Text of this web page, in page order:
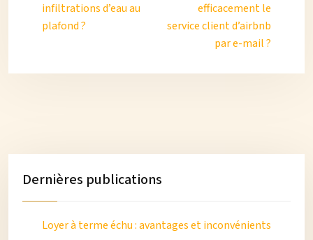
infiltrations d’eau au
plafond ?
efficacement le
service client d’airbnb
par e-mail ?
Dernières publications
Loyer à terme échu : avantages et inconvénients